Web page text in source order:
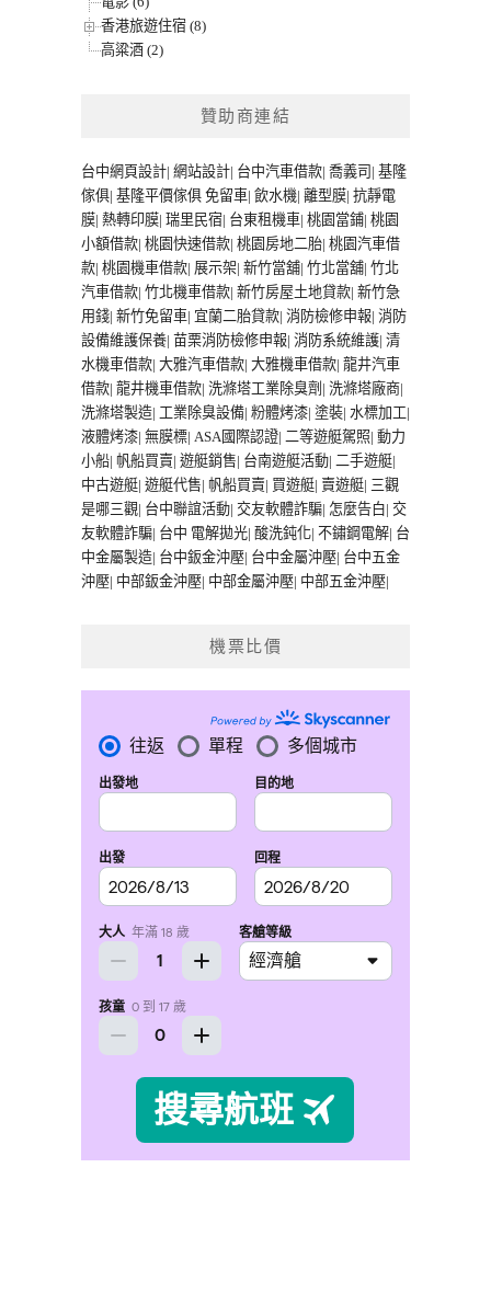
香港旅遊住宿 (8)
高粱酒 (2)
贊助商連結
台中網頁設計| 網站設計| 台中汽車借款| 喬義司 | 基隆
傢俱| 基隆平價傢俱 免留車| 飲水機| 離型膜| 抗靜電
膜| 熱轉印膜| 瑞里民宿| 台東租機車| 桃園當鋪| 桃園
小額借款| 桃園快速借款| 桃園房地二胎| 桃園汽車借
款| 桃園機車借款| 展示架| 新竹當舖| 竹北當舖| 竹北
汽車借款| 竹北機車借款| 新竹房屋土地貸款| 新竹急
用錢| 新竹免留車| 宜蘭二胎貸款| 消防檢修申報| 消防
設備維護保養| 苗栗消防檢修申報| 消防系統維護| 清
水機車借款| 大雅汽車借款| 大雅機車借款| 龍井汽車
借款| 龍井機車借款| 洗滌塔工業除臭劑 | 洗滌塔廠商|
洗滌塔製造| 工業除臭設備| 粉體烤漆| 塗裝| 水標加工|
液體烤漆| 無膜標| ASA國際認證| 二等遊艇駕照| 動力
小船| 帆船買賣| 遊艇銷售| 台南遊艇活動| 二手遊艇|
中古遊艇| 遊艇代售| 帆船買賣| 買遊艇| 賣遊艇| 三觀
是哪三觀| 台中聯誼活動| 交友軟體詐騙| 怎麼告白| 交
友軟體詐騙| 台中 電解拋光| 酸洗鈍化| 不鏽鋼電解| 台
中金屬製造| 台中鈑金沖壓| 台中金屬沖壓| 台中五金
沖壓| 中部鈑金沖壓| 中部金屬沖壓| 中部五金沖壓|
機票比價